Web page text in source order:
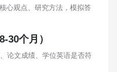
心观点、研究方法，模拟答
30个月）
论文成绩、学位英语是否符